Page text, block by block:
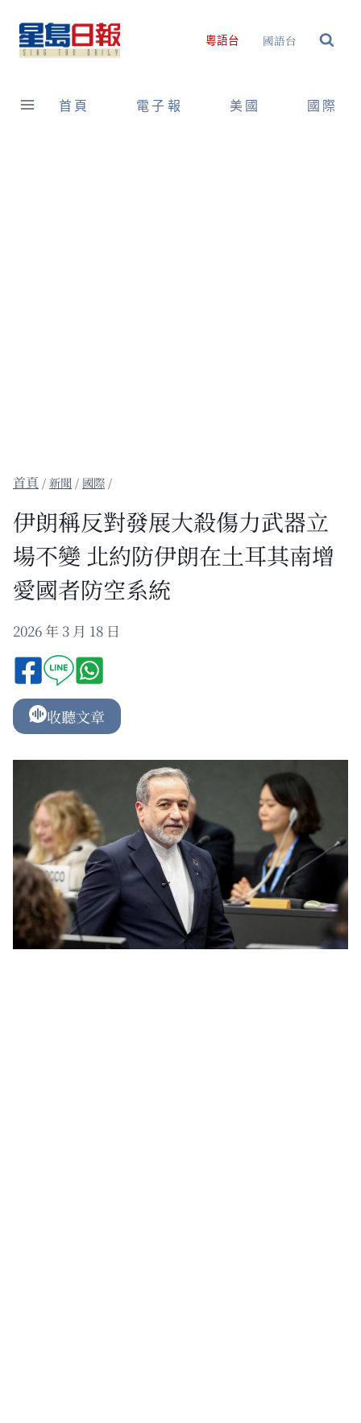
content
粵語台 國語台
首頁 電子報 美國 國際
/新聞 / 國際 /
伊朗稱反對發展大殺傷力武器立
場不變 北約防伊朗在土耳其南增
愛國者防空系統
2026 年 3 月 18 日
收聽文章